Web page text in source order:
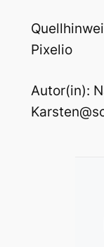
Pixelio
Autor(in):